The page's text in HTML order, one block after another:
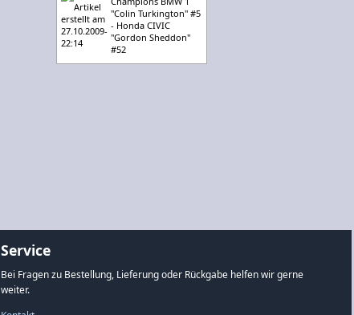
"Colin Turkington" #5
- Honda CIVIC
"Gordon Sheddon"
#52
Service
Bei Fragen zu Bestellung, Lieferung oder Rückgabe helfen wir gerne
weiter.